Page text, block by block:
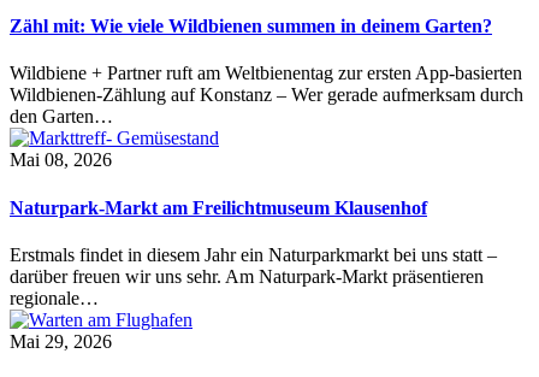
Zähl mit: Wie viele Wildbienen summen in deinem Garten?
Wildbiene + Partner ruft am Weltbienentag zur ersten App-basierten
Wildbienen-Zählung auf Konstanz – Wer gerade aufmerksam durch
den Garten…
Mai 08, 2026
Naturpark-Markt am Freilichtmuseum Klausenhof
Erstmals findet in diesem Jahr ein Naturparkmarkt bei uns statt –
darüber freuen wir uns sehr. Am Naturpark-Markt präsentieren
regionale…
Mai 29, 2026